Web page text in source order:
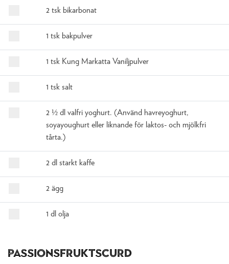
2 tsk bikarbonat
1 tsk bakpulver
1 tsk Kung Markatta Vaniljpulver
1 tsk salt
2 ½ dl valfri yoghurt. (Använd havreyoghurt,
soyayoughurt eller liknande för laktos- och mjölkfri
tårta.)
2 dl starkt kaffe
2 ägg
1 dl olja
Passionsfruktscurd